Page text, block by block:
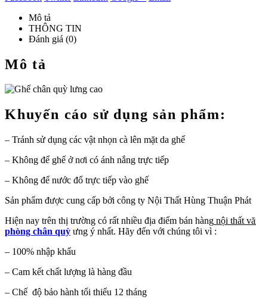
Mô tả
THÔNG TIN
Đánh giá (0)
Mô tả
Khuyến cáo sử dụng sản phẩm:
– Tránh sử dụng các vật nhọn cà lên mặt da ghế
– Không để ghế ở nơi có ánh nắng trực tiếp
– Không để nước đổ trực tiếp vào ghế
Sản phẩm được cung cấp bởi công ty Nội Thất Hùng Thuận Phát
Hiện nay trên thị trường có rất nhiều địa điểm bán hàng nội thất
phòng chân quỳ ưng ý nhất. Hãy đến với chúng tôi vì :
– 100% nhập khẩu
– Cam kết chất lượng là hàng đầu
– Chế độ bảo hành tối thiểu 12 tháng